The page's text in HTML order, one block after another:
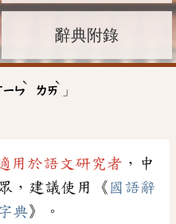
辭典附錄
ㄧㄣ
ˋ
ㄌㄞ
ˋ
」
用於語文研究者 ，中
，建議使用《 國語辭
典》。